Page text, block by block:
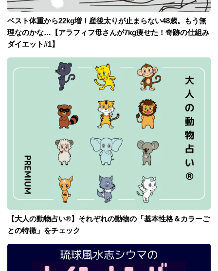
ベスト体重から22kg増！産後太りが止まらない48歳。もう無
理なのかな…【アラフィフ母さんが7kg痩せた！奇跡の仕組み
ダイエット#1】
【大人の動物占い®】それぞれの動物の「基本性格＆カラーご
との特徴」をチェック